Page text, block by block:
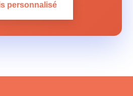
personnalisé